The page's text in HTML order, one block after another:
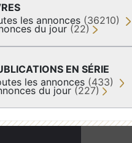
les annonces (36210)
du jour (22)
EN SÉRIE
les annonces (433)
du jour (227)